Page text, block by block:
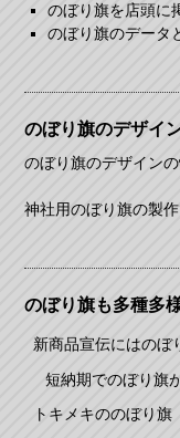
のぼり旗を店頭に
のぼり旗のデータ
のぼり旗のデザイ
のぼり旗のデザイン
神社用のぼり旗の製
のぼり旗も多種多様
新商品宣伝にはのぼ
短納期でのぼり旗
トキメキののぼり